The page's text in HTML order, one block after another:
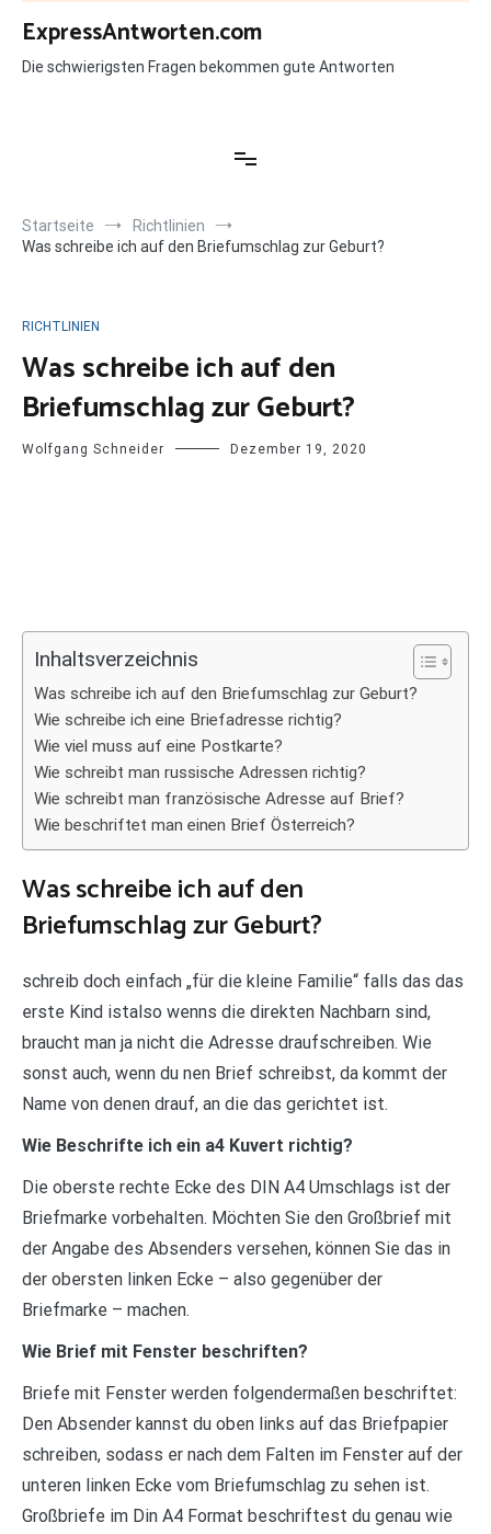
Zum
Inhalt
springen
ExpressAntworten.com
Die schwierigsten Fragen bekommen gute Antworten
Startseite
Richtlinien
Was schreibe ich auf den Briefumschlag zur Geburt?
RICHTLINIEN
Was schreibe ich auf den
Briefumschlag zur Geburt?
Wolfgang Schneider Dezember 19, 2020
Inhaltsverzeichnis
Was schreibe ich auf den Briefumschlag zur Geburt?
Wie schreibe ich eine Briefadresse richtig?
Wie viel muss auf eine Postkarte?
Wie schreibt man russische Adressen richtig?
Wie schreibt man französische Adresse auf Brief?
Wie beschriftet man einen Brief Österreich?
Was schreibe ich auf den
Briefumschlag zur Geburt?
schreib doch einfach „für die kleine Familie“ falls das das
erste Kind istalso wenns die direkten Nachbarn sind,
braucht man ja nicht die Adresse draufschreiben. Wie
sonst auch, wenn du nen Brief schreibst, da kommt der
Name von denen drauf, an die das gerichtet ist.
Wie Beschrifte ich ein a4 Kuvert richtig?
Die oberste rechte Ecke des DIN A4 Umschlags ist der
Briefmarke vorbehalten. Möchten Sie den Großbrief mit
der Angabe des Absenders versehen, können Sie das in
der obersten linken Ecke – also gegenüber der
Briefmarke – machen.
Wie Brief mit Fenster beschriften?
Briefe mit Fenster werden folgendermaßen beschriftet:
Den Absender kannst du oben links auf das Briefpapier
schreiben, sodass er nach dem Falten im Fenster auf der
unteren linken Ecke vom Briefumschlag zu sehen ist.
Großbriefe im Din A4 Format beschriftest du genau wie